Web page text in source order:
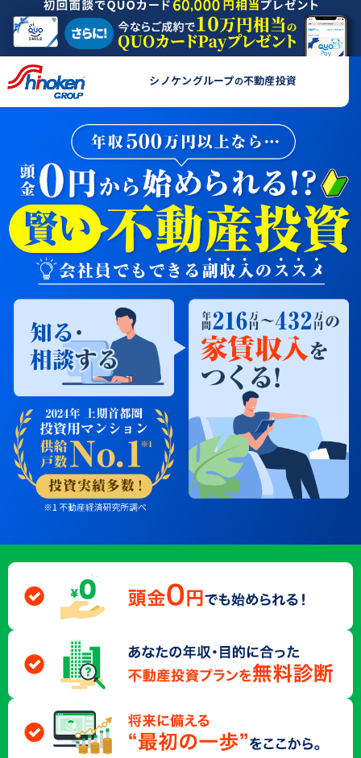
シノケングループの不動産投資